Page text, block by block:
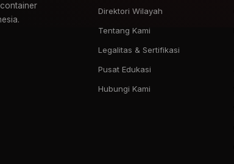
Direktori Wilayah
Tentang Kami
Legalitas & Sertifikasi
Pusat Edukasi
Hubungi Kami